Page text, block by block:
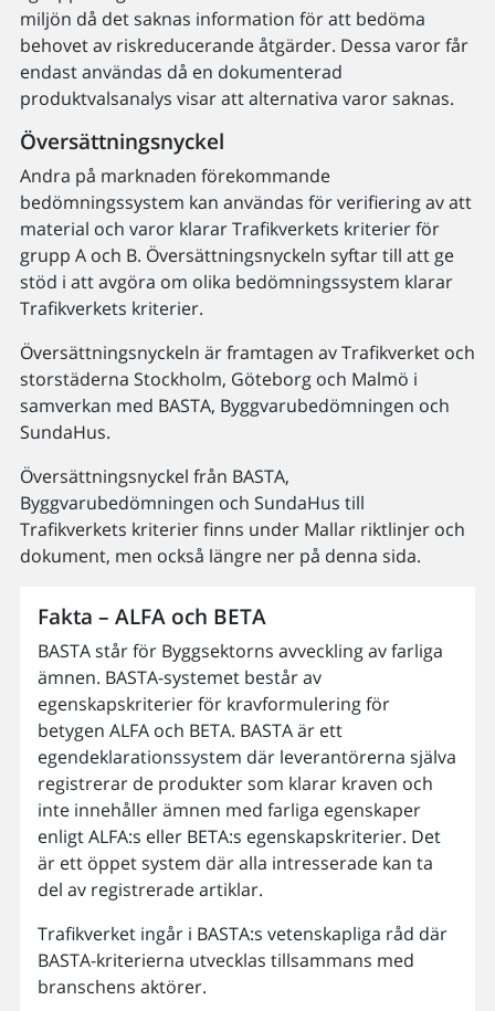
miljön då det saknas information för att bedöma
behovet av riskreducerande åtgärder. Dessa varor får
endast användas då en dokumenterad
produktvalsanalys visar att alternativa varor saknas.
Översättningsnyckel
Andra på marknaden förekommande
bedömningssystem kan användas för verifiering av att
material och varor klarar Trafikverkets kriterier för
grupp A och B. Översättningsnyckeln syftar till att ge
stöd i att avgöra om olika bedömningssystem klarar
Trafikverkets kriterier.
Översättningsnyckeln är framtagen av Trafikverket och
storstäderna Stockholm, Göteborg och Malmö i
samverkan med BASTA, Byggvarubedömningen och
SundaHus.
Översättningsnyckel från BASTA,
Byggvarubedömningen och SundaHus till
Trafikverkets kriterier finns under Mallar riktlinjer och
dokument, men också längre ner på denna sida.
Fakta – ALFA och BETA
BASTA står för Byggsektorns avveckling av farliga
ämnen. BASTA-systemet består av
egenskapskriterier för kravformulering för
betygen ALFA och BETA. BASTA är ett
egendeklarationssystem där leverantörerna själva
registrerar de produkter som klarar kraven och
inte innehåller ämnen med farliga egenskaper
enligt ALFA:s eller BETA:s egenskapskriterier. Det
är ett öppet system där alla intresserade kan ta
del av registrerade artiklar.
Trafikverket ingår i BASTA:s vetenskapliga råd där
BASTA-kriterierna utvecklas tillsammans med
branschens aktörer.